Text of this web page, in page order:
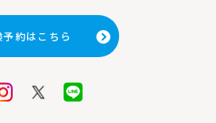
予約はこちら